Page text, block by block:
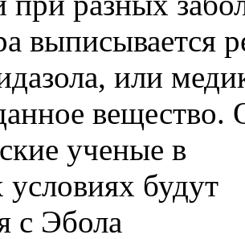
выписывается
или
вещество.